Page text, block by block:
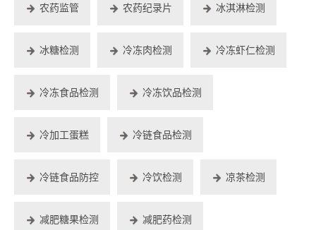
农药监管 农药纪录片 冰淇淋检测
冰糖检测 冷冻肉检测 冷冻虾仁检测
冷冻食品检测 冷冻饮品检测
冷加工蛋糕 冷链食品检测
冷链食品防控 冷饮检测 凉茶检测
减肥糖果检测 减肥药检测